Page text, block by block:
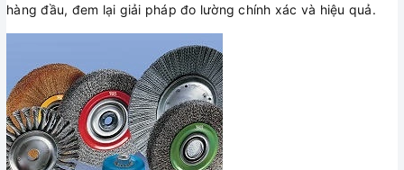
hàng đầu, đem lại giải pháp đo lường chính xác và hiệu quả.